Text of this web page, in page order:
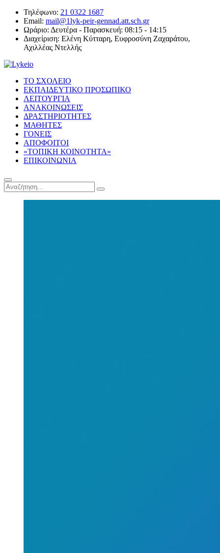
Τηλέφωνο: 21 0322 1687
Email: mail@1lyk-peir-gennad.att.sch.gr
Ωράριο: Δευτέρα - Παρασκευή: 08:15 - 14:15
Διαχείριση: Ελένη Κύτταρη, Ευφροσύνη Ζαχαράτου,
Αχιλλέας Ντελλής
ΤΟ ΣΧΟΛΕΙΟ
ΕΚΠΑΙΔΕΥΤΙΚΟ ΠΡΟΣΩΠΙΚΟ
ΛΕΙΤΟΥΡΓΙΑ
ΑΝΑΚΟΙΝΩΣΕΙΣ
ΔΡΑΣΤΗΡΙΟΤΗΤΕΣ
ΜΑΘΗΤΕΣ
ΓΟΝΕΙΣ
ΑΠΟΦΟΙΤΟΙ
«ΤΟΠΙΚΗ ΚΟΙΝΟΤΗΤΑ»
ΕΠΙΚΟΙΝΩΝΙΑ